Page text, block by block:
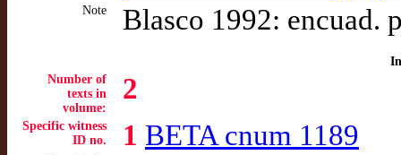
Note Blasco 1992: encuad.
Number of
texts in
volume:
2
Specific witness
ID no.
1 BETA cnum 1189